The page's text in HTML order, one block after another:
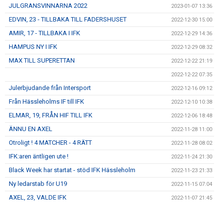
JULGRANSVINNARNA 2022 2023-01-07 13:36
EDVIN, 23 - TILLBAKA TILL FADERSHUSET 2022-12-30 15:00
AMIR, 17 - TILLBAKA I IFK 2022-12-29 14:36
HAMPUS NY I IFK 2022-12-29 08:32
MAX TILL SUPERETTAN 2022-12-22 21:19
2022-12-22 07:35
Julerbjudande från Intersport 2022-12-16 09:12
Från Hässleholms IF till IFK 2022-12-10 10:38
ELMAR, 19, FRÅN HIF TILL IFK 2022-12-06 18:48
ÄNNU EN AXEL 2022-11-28 11:00
Otroligt ! 4 MATCHER - 4 RÄTT 2022-11-28 08:02
IFK:aren äntligen ute ! 2022-11-24 21:30
Black Week har startat - stöd IFK Hässleholm 2022-11-23 21:33
Ny ledarstab för U19 2022-11-15 07:04
AXEL, 23, VALDE IFK 2022-11-07 21:45